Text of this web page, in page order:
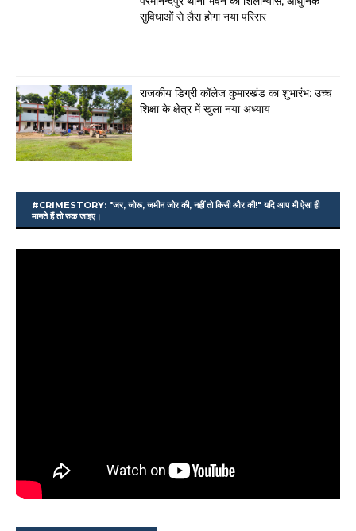
सुविधाओं से लैस होगा नया परिसर
राजकीय डिग्री कॉलेज कुमारखंड का शुभारंभ: उच्च
शिक्षा के क्षेत्र में खुला नया अध्याय
#CRIMESTORY: "जर, जोरू, जमीन जोर की, नहीं तो किसी और की!" यदि आप भी ऐसा ही
मानते हैं तो रुक जाइए।